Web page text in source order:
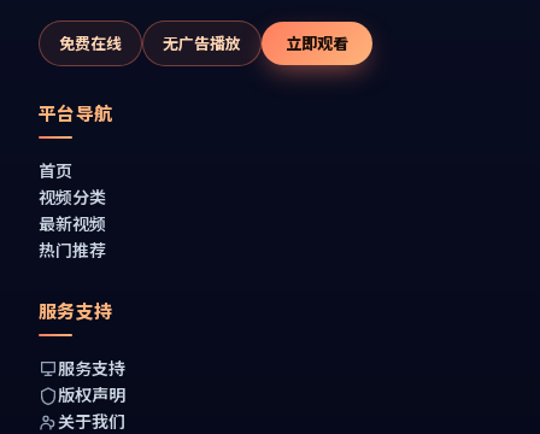
免费在线 无广告播放 立即观看
平台导航
首页
视频分类
最新视频
热门推荐
服务支持
服务支持
版权声明
关于我们